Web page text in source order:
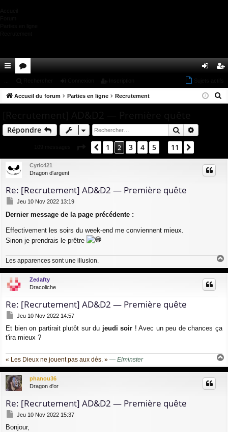
co
ci
u
s
ne cri
Accueil du forum Parties en ligne Recrutement
Répondre Rechercher
Page 2 sur 11
Précédent
1 2 3 4 5 11
Cyric421
Dragon d'argent
Re: [Recrutement] AD&D2 — Première quête
M
s
a
g
Jeu 10 Nov 2022 13:19
Dernier message de la page précédente :
Effectivement les soirs du week-end me conviennent mieux.
Sinon je prendrais le prêtre
Les apparences sont une illusion.
a
u
Zedafty
Dracoliche
Re: [Recrutement] AD&D2 — Première quête
M
s
s
g
e
Jeu 10 Nov 2022 14:57
Et bien on partirait plutôt sur du jeudi soir ! Avec un peu de chances ça
t'ira mieux ?
« Les Dieux ne jouent pas aux dés. » — Elminster
u
phanou36
Dragon d'or
Re: [Recrutement] AD&D2 — Première quête
M
s
Jeu 10 Nov 2022 15:37
Bonjour,